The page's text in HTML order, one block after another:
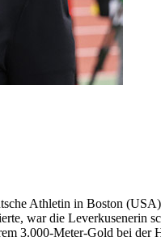
Athletin in Boston
war die
3.000-Meter-Gold bei